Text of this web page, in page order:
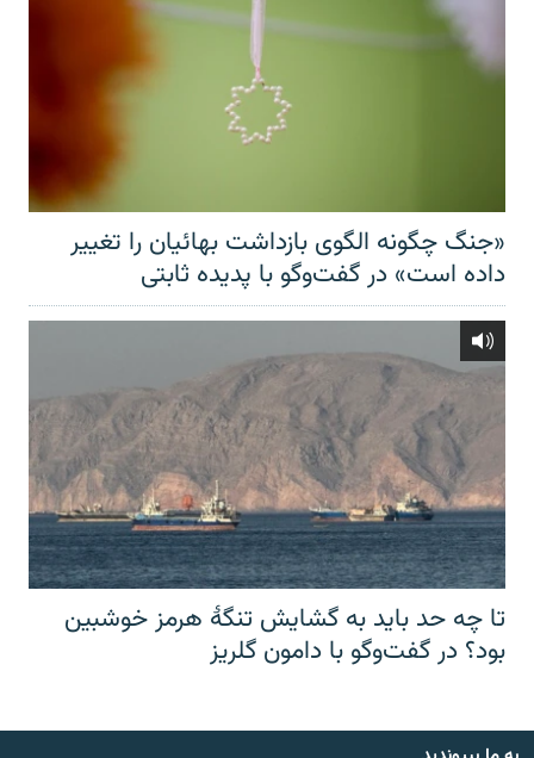
«جنگ چگونه الگوی بازداشت بهائیان را تغییر
داده است» در گفت‌وگو با پدیده ثابتی
تا چه حد باید به گشایش تنگهٔ هرمز خوشبین
بود؟ در گفت‌وگو با دامون گلریز